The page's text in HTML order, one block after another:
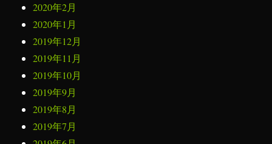
2020年2月
2020年1月
2019年12月
2019年11月
2019年10月
2019年9月
2019年8月
2019年7月